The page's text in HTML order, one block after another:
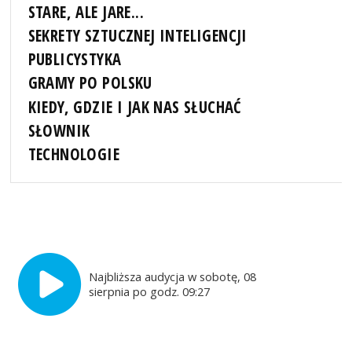
STARE, ALE JARE...
SEKRETY SZTUCZNEJ INTELIGENCJI
PUBLICYSTYKA
GRAMY PO POLSKU
KIEDY, GDZIE I JAK NAS SŁUCHAĆ
SŁOWNIK
TECHNOLOGIE
Najbliższa audycja w sobotę, 08
sierpnia po godz. 09:27